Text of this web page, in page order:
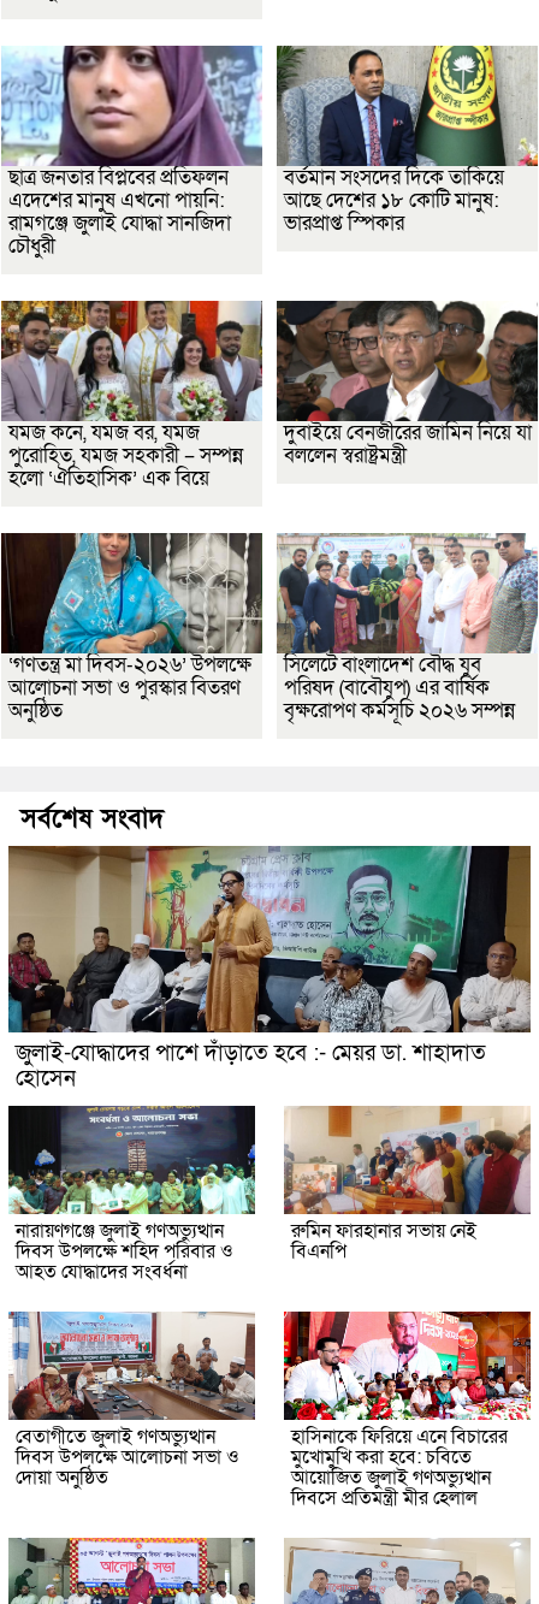
ছাত্র জনতার বিপ্লবের প্রতিফলন
এদেশের মানুষ এখনো পায়নি:
রামগঞ্জে জুলাই যোদ্ধা সানজিদা
চৌধুরী
বর্তমান সংসদের দিকে তাকিয়ে
আছে দেশের ১৮ কোটি মানুষ:
ভারপ্রাপ্ত স্পিকার
যমজ কনে, যমজ বর, যমজ
পুরোহিত, যমজ সহকারী – সম্পন্ন
হলো ‘ঐতিহাসিক’ এক বিয়ে
দুবাইয়ে বেনজীরের জামিন নিয়ে যা
বললেন স্বরাষ্ট্রমন্ত্রী
‘গণতন্ত্র মা দিবস-২০২৬’ উপলক্ষে
আলোচনা সভা ও পুরস্কার বিতরণ
অনুষ্ঠিত
সিলেটে বাংলাদেশ বৌদ্ধ যুব
পরিষদ (বাবৌযুপ) এর বার্ষিক
বৃক্ষরোপণ কর্মসূচি ২০২৬ সম্পন্ন
সর্বশেষ সংবাদ
জুলাই-যোদ্ধাদের পাশে দাঁড়াতে হবে :- মেয়র ডা. শাহাদাত
হোসেন
নারায়ণগঞ্জে জুলাই গণঅভ্যুত্থান
দিবস উপলক্ষে শহিদ পরিবার ও
আহত যোদ্ধাদের সংবর্ধনা
রুমিন ফারহানার সভায় নেই
বিএনপি
বেতাগীতে জুলাই গণঅভ্যুত্থান
দিবস উপলক্ষে আলোচনা সভা ও
দোয়া অনুষ্ঠিত
হাসিনাকে ফিরিয়ে এনে বিচারের
মুখোমুখি করা হবে: চবিতে
আয়োজিত জুলাই গণঅভ্যুত্থান
দিবসে প্রতিমন্ত্রী মীর হেলাল